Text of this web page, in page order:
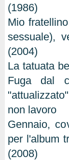
(1986)
Mio
sessuale),
(2004)
La tatuata
Fuga dal
non lavoro
Gennaio,
per l'album
(2008)